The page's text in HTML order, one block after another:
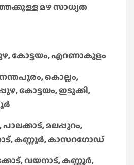
മഴ സാധ്യത
കോട്ടയം, എറണാകുളം
കൊല്ലം,
കോട്ടയം, ഇടുക്കി,
മലപ്പുറം,
കണ്ണൂർ, കാസറഗോഡ്
വയനാട്, കണ്ണൂർ,